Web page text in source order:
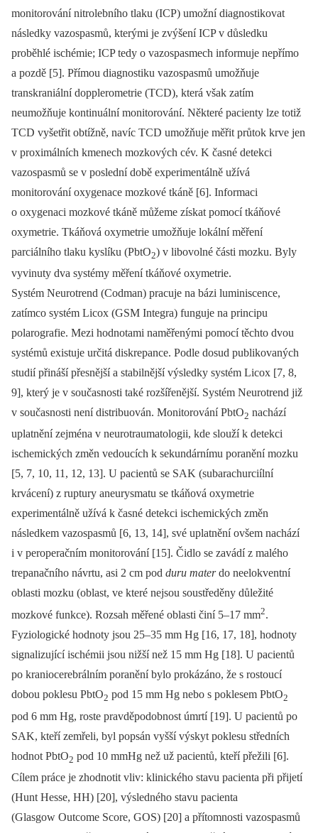
monitorování nitrolebního tlaku (ICP) umožní diagnostikovat
následky vazospasmů, kterými je zvýšení ICP v důsledku
proběhlé ischémie; ICP tedy o vazospasmech informuje nepřímo
a pozdě [5]. Přímou diagnostiku vazospasmů umožňuje
transkraniální dopplerometrie (TCD), která však zatím
neumožňuje kontinuální monitorování. Některé pacienty lze totiž
TCD vyšetřit obtížně, navíc TCD umožňuje měřit průtok krve jen
v proximálních kmenech mozkových cév. K časné detekci
vazospasmů se v poslední době experimentálně užívá
monitorování oxygenace mozkové tkáně [6]. Informaci
o oxygenaci mozkové tkáně můžeme získat pomocí tkáňové
oxymetrie. Tkáňová oxymetrie umožňuje lokální měření
parciálního tlaku kyslíku (PbtO2) v libovolné části mozku. Byly
vyvinuty dva systémy měření tkáňové oxymetrie.
Systém Neurotrend (Codman) pracuje na bázi luminiscence,
zatímco systém Licox (GSM Integra) funguje na principu
polarografie. Mezi hodnotami naměřenými pomocí těchto dvou
systémů existuje určitá diskrepance. Podle dosud publikovaných
studií přináší přesnější a stabilnější výsledky systém Licox [7, 8,
9], který je v současnosti také rozšířenější. Systém Neurotrend již
v současnosti není distribuován. Monitorování PbtO2 nachází
uplatnění zejména v neurotraumatologii, kde slouží k detekci
ischemických změn vedoucích k sekundárnímu poranění mozku
[5, 7, 10, 11, 12, 13]. U pacientů se SAK (subarachurciílní
krvácení) z ruptury aneurysmatu se tkáňová oxymetrie
experimentálně užívá k časné detekci ischemických změn
následkem vazospasmů [6, 13, 14], své uplatnění ovšem nachází
i v peroperačním monitorování [15]. Čidlo se zavádí z malého
trepanačního návrtu, asi 2 cm pod duru materdo neelokventní
oblasti mozku (oblast, ve které nejsou soustředěny důležité
mozkové funkce). Rozsah měřené oblasti činí 5–17 mm2.
Fyziologické hodnoty jsou 25–35 mm Hg [16, 17, 18], hodnoty
signalizující ischémii jsou nižší než 15 mm Hg [18]. U pacientů
po kraniocerebrálním poranění bylo prokázáno, že s rostoucí
dobou poklesu PbtO2 pod 15 mm Hg nebo s poklesem PbtO2
pod 6 mm Hg, roste pravděpodobnost úmrtí [19]. U pacientů po
SAK, kteří zemřeli, byl popsán vyšší výskyt poklesu středních
hodnot PbtO2 pod 10 mmHg než už pacientů, kteří přežili [6].
Cílem práce je zhodnotit vliv: klinického stavu pacienta při přijetí
(Hunt Hesse, HH) [20], výsledného stavu pacienta
(Glasgow Outcome Score, GOS) [20] a přítomnosti vazospasmů